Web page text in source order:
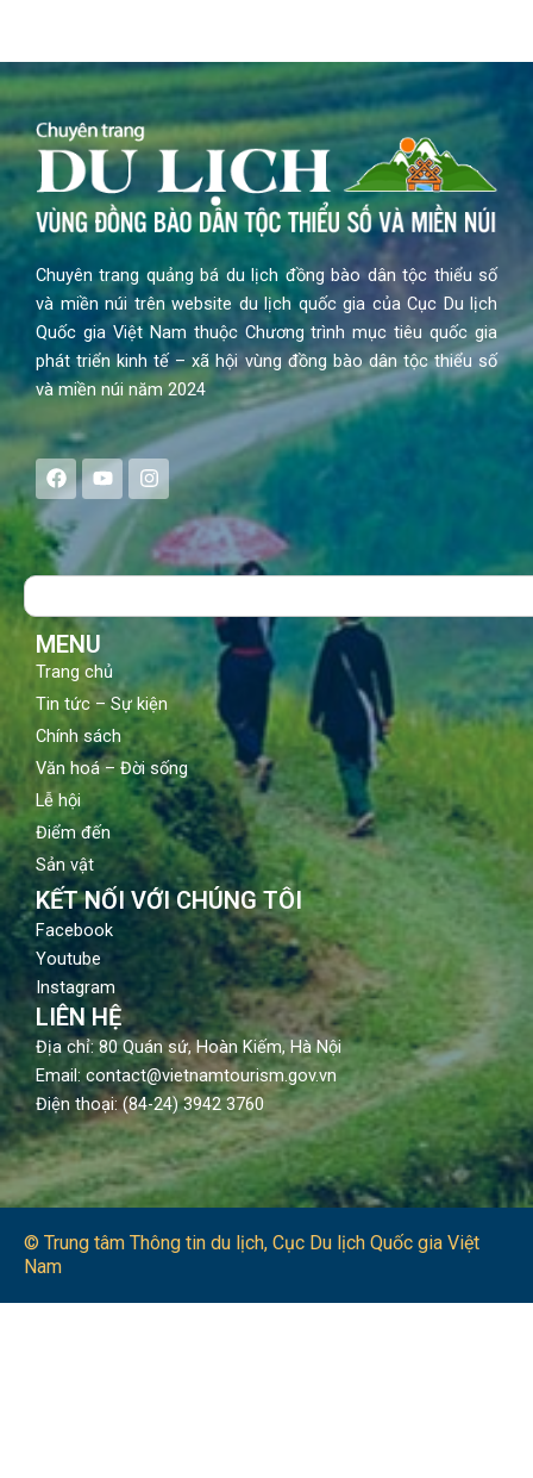
Chuyên trang quảng bá du lịch đồng bào dân tộc thiểu số
và miền núi trên website du lịch quốc gia của Cục Du lịch
Quốc gia Việt Nam thuộc Chương trình mục tiêu quốc gia
phát triển kinh tế – xã hội vùng đồng bào dân tộc thiểu số
và miền núi năm 2024
F
a
c
e
b
o
Y
o
u
t
u
b
I
n
s
a
g
Search
MENU
Trang chủ
Tin tức – Sự kiện
Chính sách
Văn hoá – Đời sống
Lễ hội
Điểm đến
Sản vật
KẾT NỐI VỚI CHÚNG TÔI
Facebook
Youtube
Instagram
LIÊN HỆ
Địa chỉ: 80 Quán sứ, Hoàn Kiếm, Hà Nội
Email: contact@vietnamtourism.gov.vn
Điện thoại: (84-24) 3942 3760
© Trung tâm Thông tin du lịch​, Cục Du lịch Quốc gia Việt
Nam